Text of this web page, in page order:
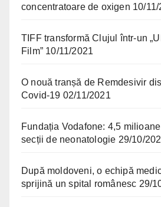
concentratoare de oxigen 10/
TIFF transformă Clujul într-un
Film” 10/11/2021
O nouă tranșă de Remdesivir
Covid-19 02/11/2021
Fundația Vodafone: 4,5
secții de neonatologie 29/10/
După moldoveni, o echipă
sprijină un spital românesc 29/